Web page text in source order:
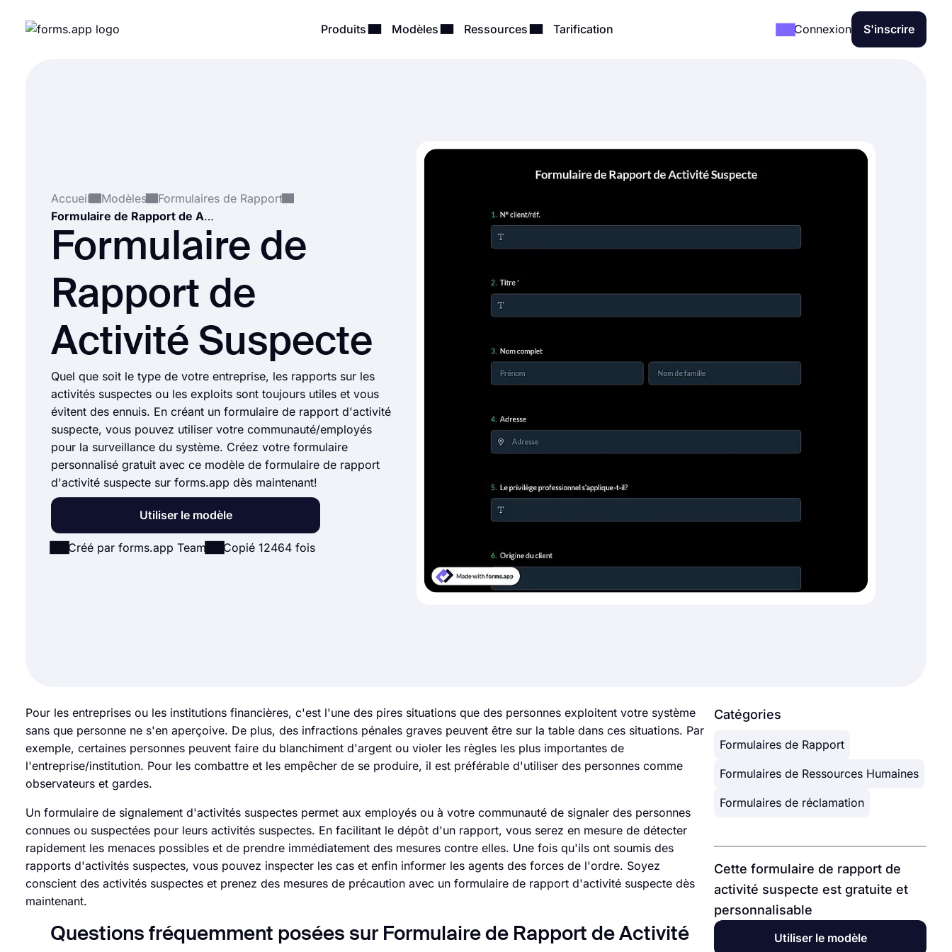
Produits Modèles Ressources Tarification Connexion S'inscrire
Accueil Modèles
Formulaires de Rapport
Formulaire de Rapport de Activité Suspecte
Formulaire de
Rapport de
Activité Suspecte
Quel que soit le type de votre entreprise, les rapports sur les
activités suspectes ou les exploits sont toujours utiles et vous
évitent des ennuis. En créant un formulaire de rapport d'activité
suspecte, vous pouvez utiliser votre communauté/employés
pour la surveillance du système. Créez votre formulaire
personnalisé gratuit avec ce modèle de formulaire de rapport
d'activité suspecte sur forms.app dès maintenant!
Utiliser le modèle
Créé par forms.app Team Copié 12464 fois
Pour les entreprises ou les institutions financières, c'est l'une des pires situations que des personnes exploitent votre système
sans que personne ne s'en aperçoive. De plus, des infractions pénales graves peuvent être sur la table dans ces situations. Par
exemple, certaines personnes peuvent faire du blanchiment d'argent ou violer les règles les plus importantes de
l'entreprise/institution. Pour les combattre et les empêcher de se produire, il est préférable d'utiliser des personnes comme
observateurs et gardes.
Un formulaire de signalement d'activités suspectes permet aux employés ou à votre communauté de signaler des personnes
connues ou suspectées pour leurs activités suspectes. En facilitant le dépôt d'un rapport, vous serez en mesure de détecter
rapidement les menaces possibles et de prendre immédiatement des mesures contre elles. Une fois qu'ils ont soumis des
rapports d'activités suspectes, vous pouvez inspecter les cas et enfin informer les agents des forces de l'ordre. Soyez
conscient des activités suspectes et prenez des mesures de précaution avec un formulaire de rapport d'activité suspecte dès
maintenant.
Questions fréquemment posées sur Formulaire de Rapport de Activité
Catégories
Formulaires de Rapport
Formulaires de Ressources Humaines
Formulaires de réclamation
Cette formulaire de rapport de
activité suspecte est gratuite et
personnalisable
Utiliser le modèle